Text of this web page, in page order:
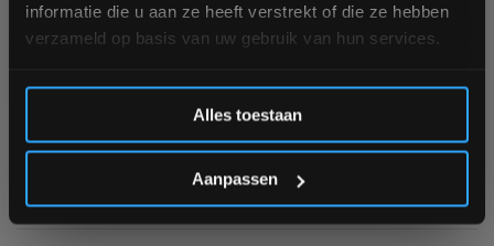
informatie die u aan ze heeft verstrekt of die ze hebben
verzameld op basis van uw gebruik van hun services.
Alles toestaan
Aanpassen
€23,90
Inschrijven
*Verzendkosten vallen buiten de korting